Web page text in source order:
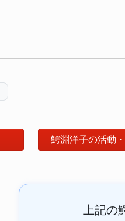
鰐淵洋子の活動
上記の